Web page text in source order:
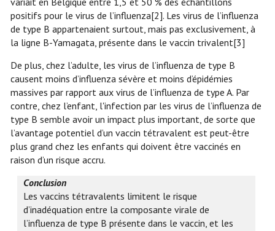
positifs pour le virus de l’influenza[2]. Les virus de l’influenza
de type B appartenaient surtout, mais pas exclusivement, à
la ligne B-Yamagata, présente dans le vaccin trivalent[3]
De plus, chez l’adulte, les virus de l’influenza de type B
causent moins d’influenza sévère et moins d’épidémies
massives par rapport aux virus de l’influenza de type A. Par
contre, chez l’enfant, l'infection par les virus de l’influenza de
type B semble avoir un impact plus important, de sorte que
l’avantage potentiel d’un vaccin tétravalent est peut-être
plus grand chez les enfants qui doivent être vaccinés en
raison d’un risque accru.
Conclusion
Les vaccins tétravalents limitent le risque
d’inadéquation entre la composante virale de
l’influenza de type B présente dans le vaccin, et les